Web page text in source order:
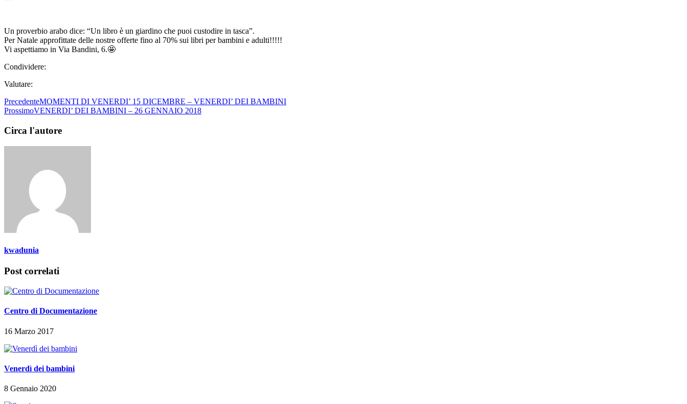
Un proverbio arabo dice: “Un libro è un giardino che puoi custodire in tasca”.
Per Natale approfittate delle nostre offerte fino al 70% sui libri per bambini e adulti!!!!!
Vi aspettiamo in Via Bandini, 6.🤩
Condividere:
Valutare:
PrecedenteMOMENTI DI VENERDI’ 15 DICEMBRE – VENERDI’ DEI BAMBINI
ProssimoVENERDI’ DEI BAMBINI – 26 GENNAIO 2018
Circa l'autore
kwadunia
Post correlati
Centro di Documentazione
16 Marzo 2017
Venerdì dei bambini
8 Gennaio 2020